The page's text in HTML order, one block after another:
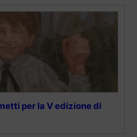
per la V edizione di